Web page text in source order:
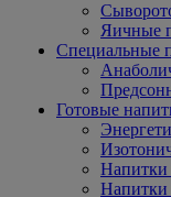
Яичные
Специальные
Готовые
Напитки